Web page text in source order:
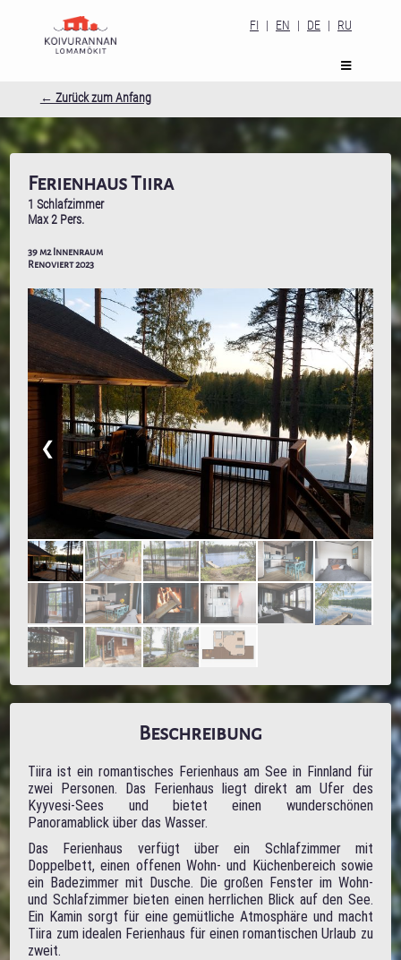
FI | EN | DE | RU
← Zurück zum Anfang
Ferienhaus Tiira
1 Schlafzimmer
Max 2 Pers.
39 m2 Innenraum
Renoviert 2023
❮ ❯
Beschreibung
Tiira ist ein romantisches Ferienhaus am See in Finnland für
zwei Personen. Das Ferienhaus liegt direkt am Ufer des
Kyyvesi-Sees und bietet einen wunderschönen
Panoramablick über das Wasser.
Das Ferienhaus verfügt über ein Schlafzimmer mit
Doppelbett, einen offenen Wohn- und Küchenbereich sowie
ein Badezimmer mit Dusche. Die großen Fenster im Wohn-
und Schlafzimmer bieten einen herrlichen Blick auf den See.
Ein Kamin sorgt für eine gemütliche Atmosphäre und macht
Tiira zum idealen Ferienhaus für einen romantischen Urlaub zu
zweit.